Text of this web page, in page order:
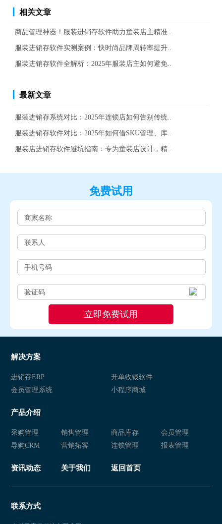
相关文章
商品管理神器！服装进销存软件助力童装店主精准..
服装进销存软件实测案例：快时尚品牌周转率提升..
服装进销存软件全解析：2025年服装店主如何避免..
最新文章
服装进销存系统对比：2025年连锁店如何告别传统..
服装进销存软件对比：2025年如何借SKU管理、库..
服装店进销存软件避坑指南：专为童装店设计，精..
免费试用
解决方案
进销存ERP
开单收银软件
会员管理系统
小程序商城
产品介绍
采购管理 销售管理 商品库存
会员管理
导购CRM
营销拓客 连锁管理 报表管理
资讯动态 关于我们 返回首页
联系方式